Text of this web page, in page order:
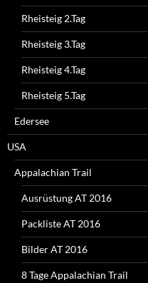
Rheisteig 2.Tag
Rheisteig 3.Tag
Rheisteig 4.Tag
Rheisteig 5.Tag
Edersee
USA
Appalachian Trail
Ausrüstung AT 2016
Packliste AT 2016
Bilder AT 2016
8 Tage Appalachian Trail